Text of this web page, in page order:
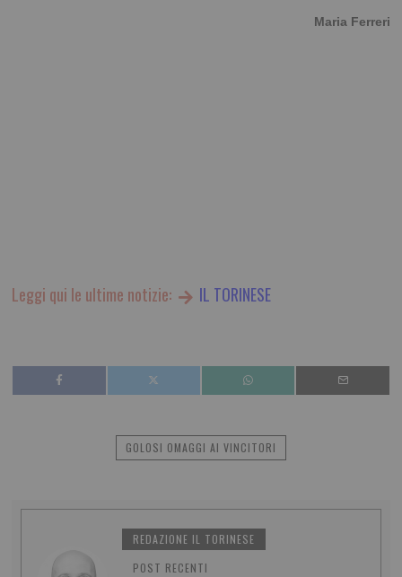
Maria Ferreri
Leggi qui le ultime notizie: IL TORINESE
GOLOSI OMAGGI AI VINCITORI
REDAZIONE IL TORINESE
POST RECENTI